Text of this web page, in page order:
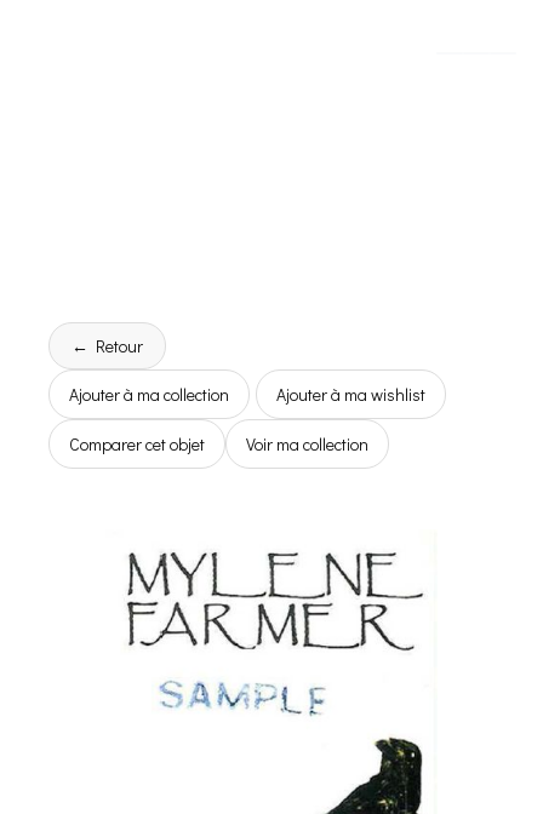
← Retour
Ajouter à ma collection Ajouter à ma wishlist
Comparer cet objet Voir ma collection